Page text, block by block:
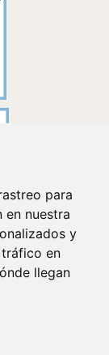
para
en nuestra
y
en
llegan